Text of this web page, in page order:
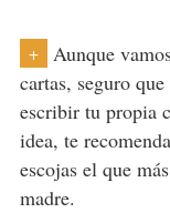
+
Aunque
cartas, seguro
escribir tu propia
idea, te
escojas el que
madre.